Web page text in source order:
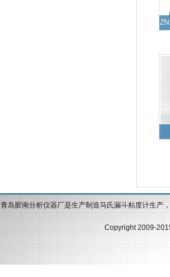
青岛胶南分析仪器厂是生产制造马氏漏斗粘度计生产
Copyright 2009-